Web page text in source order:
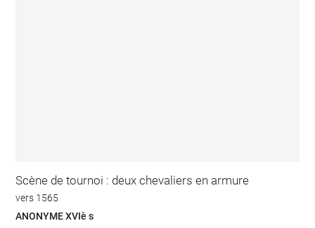
Scène de tournoi : deux chevaliers en armure
vers 1565
ANONYME XVIè s